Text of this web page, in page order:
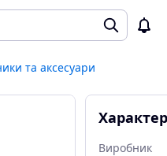
та аксесуари
Виробник